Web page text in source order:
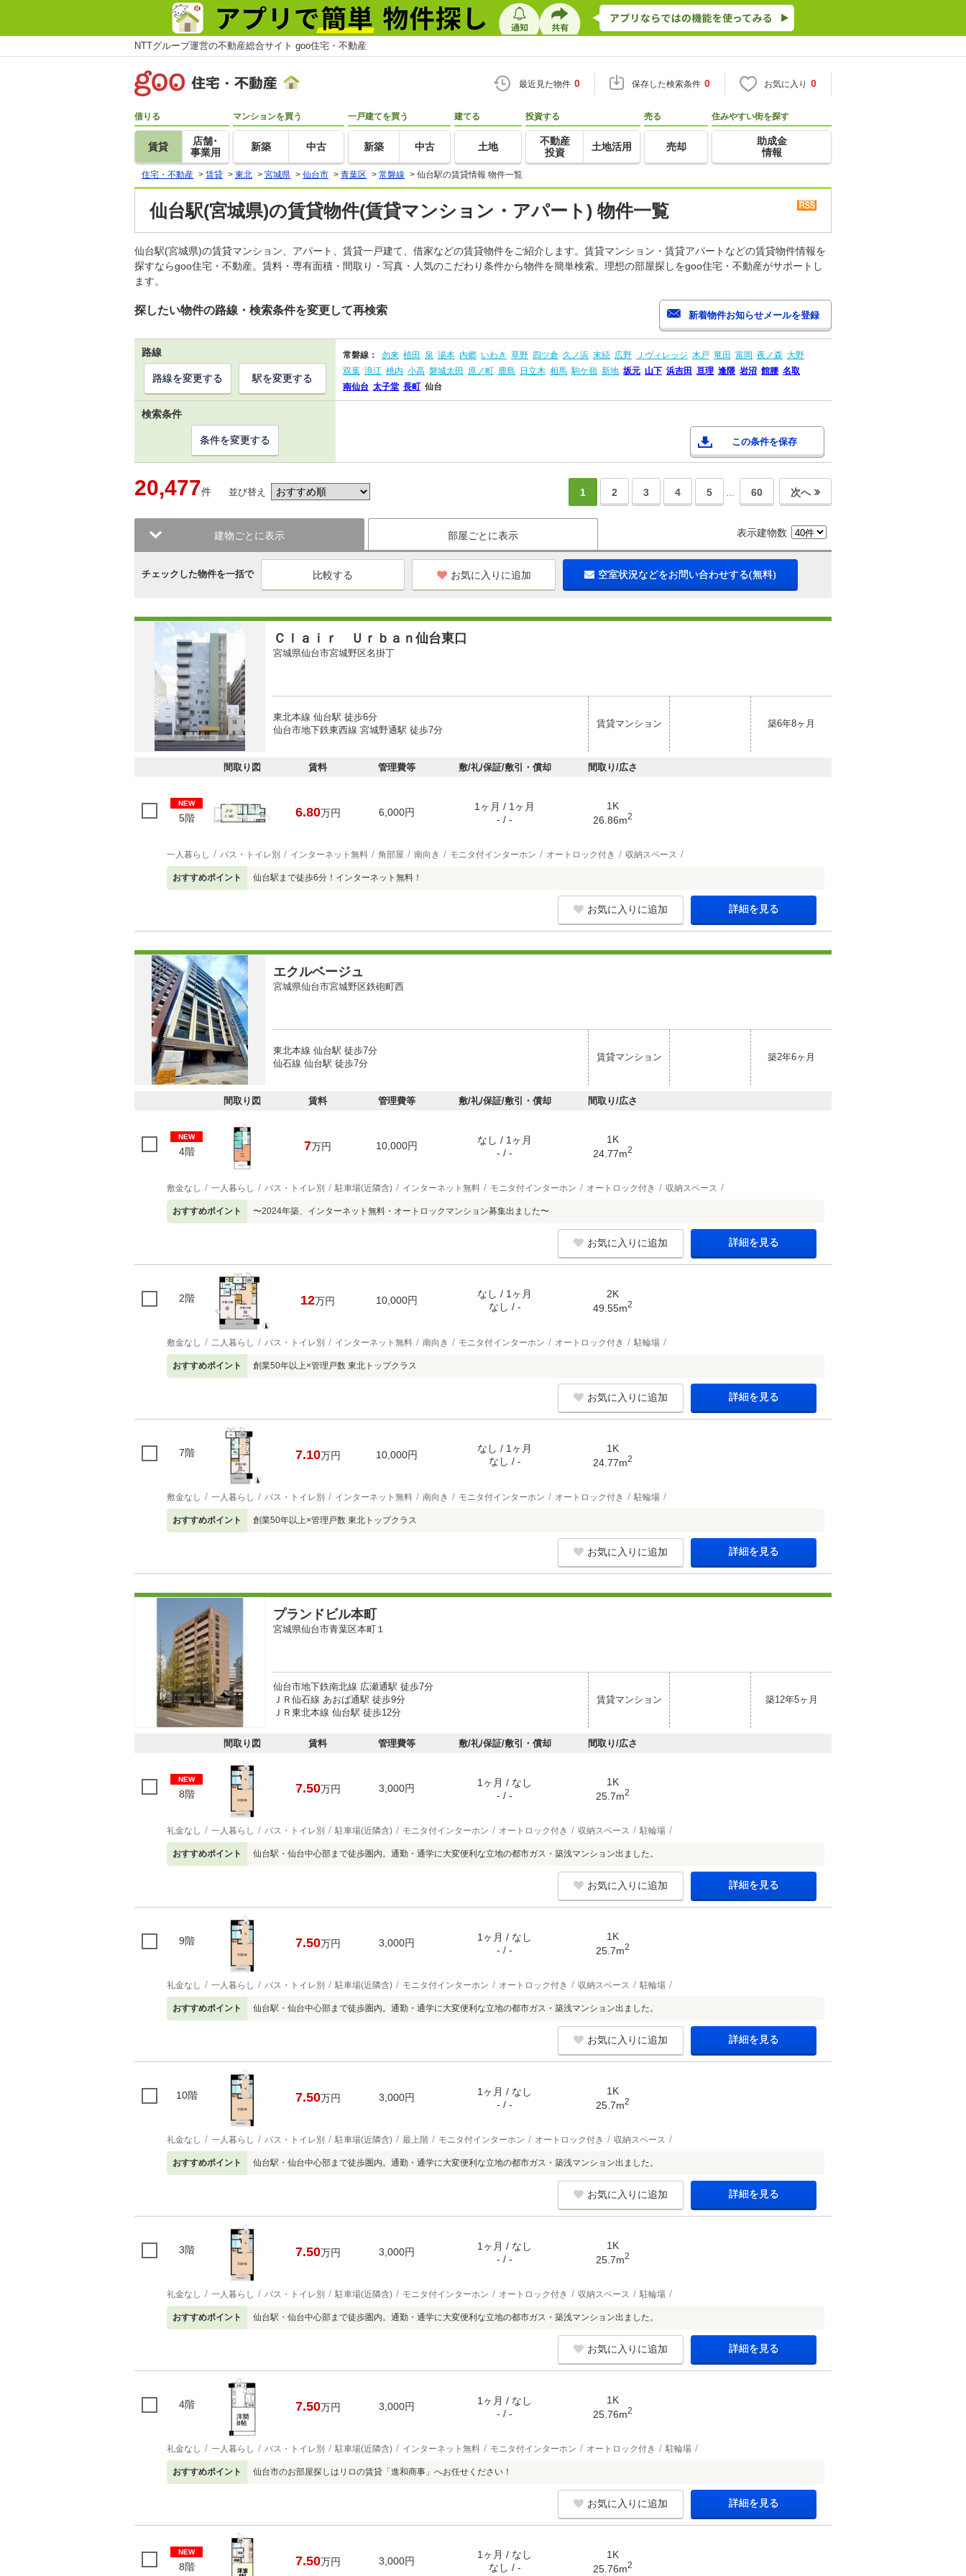
NTTグループ運営の不動産総合サイト goo住宅・不動産
最近見た物件 0 保存した検索条件 0 お気に入り 0
借りる
賃貸
店舗･
事業用
マンションを買う
新築 中古
一戸建てを買う
新築 中古
建てる
土地
投資する
不動産
投資
土地活用
売る
売却
住みやすい街を探す
助成金
情報
住宅・不動産 > 賃貸 > 東北 > 宮城県 > 仙台市 > 青葉区 > 常磐線 > 仙台駅の賃貸情報 物件一覧
仙台駅(宮城県)の賃貸物件(賃貸マンション・アパート) 物件一覧
仙台駅(宮城県)の賃貸マンション、アパート、賃貸一戸建て、借家などの賃貸物件をご紹介します。賃貸マンション・賃貸アパートなどの賃貸物件情報を
探すならgoo住宅・不動産。賃料・専有面積・間取り・写真・人気のこだわり条件から物件を簡単検索。理想の部屋探しをgoo住宅・不動産がサポートし
ます。
探したい物件の路線・検索条件を変更して再検索
路線 常磐線： 勿来 植田 泉 湯本 内郷 いわき 草野 四ツ倉 久ノ浜 末続 広野 Ｊヴィレッジ 木戸 竜田 富岡 夜ノ森 大野
双葉 浪江 桃内 小高 磐城太田 原ノ町 鹿島 日立木 相馬 駒ケ嶺 新地 坂元 山下 浜吉田 亘理 逢隈 岩沼 館腰 名取
南仙台 太子堂 長町 仙台
路線を変更する 駅を変更する
検索条件
この条件を保存
条件を変更する
20,477件 並び替え 1 2 3 4 5 … 60 次へ
建物ごとに表示 部屋ごとに表示 表示建物数
チェックした物件を一括で お気に入りに追加 空室状況などをお問い合わせする(無料)
Ｃｌａｉｒ Ｕｒｂａｎ仙台東口
宮城県仙台市宮城野区名掛丁
東北本線 仙台駅 徒歩6分
仙台市地下鉄東西線 宮城野通駅 徒歩7分
賃貸マンション 築6年8ヶ月
間取り図 賃料 管理費等 敷/礼/保証/敷引・償却 間取り/広さ
NEW
5階 6.80万円 6,000円
1ヶ月 / 1ヶ月
- / -
1K
26.86m2
一人暮らし バス・トイレ別 インターネット無料 角部屋 南向き モニタ付インターホン オートロック付き 収納スペース
おすすめポイント 仙台駅まで徒歩6分！インターネット無料！
お気に入りに追加 詳細を見る
エクルベージュ
宮城県仙台市宮城野区鉄砲町西
東北本線 仙台駅 徒歩7分
仙石線 仙台駅 徒歩7分
賃貸マンション 築2年6ヶ月
間取り図 賃料 管理費等 敷/礼/保証/敷引・償却 間取り/広さ
NEW
4階 7万円 10,000円
なし / 1ヶ月
- / -
1K
24.77m2
敷金なし 一人暮らし バス・トイレ別 駐車場(近隣含) インターネット無料 モニタ付インターホン オートロック付き 収納スペース
おすすめポイント 〜2024年築、インターネット無料・オートロックマンション募集出ました〜
お気に入りに追加 詳細を見る
2階 12万円 10,000円
なし / 1ヶ月
なし / -
2K
49.55m2
敷金なし 二人暮らし バス・トイレ別 インターネット無料 南向き モニタ付インターホン オートロック付き 駐輪場
おすすめポイント 創業50年以上×管理戸数 東北トップクラス
お気に入りに追加 詳細を見る
7階 7.10万円 10,000円
なし / 1ヶ月
なし / -
1K
24.77m2
敷金なし 一人暮らし バス・トイレ別 インターネット無料 南向き モニタ付インターホン オートロック付き 駐輪場
おすすめポイント 創業50年以上×管理戸数 東北トップクラス
お気に入りに追加 詳細を見る
プランドビル本町
宮城県仙台市青葉区本町１
仙台市地下鉄南北線 広瀬通駅 徒歩7分
ＪＲ仙石線 あおば通駅 徒歩9分
ＪＲ東北本線 仙台駅 徒歩12分
賃貸マンション 築12年5ヶ月
間取り図 賃料 管理費等 敷/礼/保証/敷引・償却 間取り/広さ
NEW
8階 7.50万円 3,000円
1ヶ月 / なし
- / -
1K
25.7m2
礼金なし 一人暮らし バス・トイレ別 駐車場(近隣含) モニタ付インターホン オートロック付き 収納スペース 駐輪場
おすすめポイント 仙台駅・仙台中心部まで徒歩圏内。通勤・通学に大変便利な立地の都市ガス・築浅マンション出ました。
お気に入りに追加 詳細を見る
9階 7.50万円 3,000円
1ヶ月 / なし
- / -
1K
25.7m2
礼金なし 一人暮らし バス・トイレ別 駐車場(近隣含) モニタ付インターホン オートロック付き 収納スペース 駐輪場
おすすめポイント 仙台駅・仙台中心部まで徒歩圏内。通勤・通学に大変便利な立地の都市ガス・築浅マンション出ました。
お気に入りに追加 詳細を見る
10階 7.50万円 3,000円
1ヶ月 / なし
- / -
1K
25.7m2
礼金なし 一人暮らし バス・トイレ別 駐車場(近隣含) 最上階 モニタ付インターホン オートロック付き 収納スペース
おすすめポイント 仙台駅・仙台中心部まで徒歩圏内。通勤・通学に大変便利な立地の都市ガス・築浅マンション出ました。
お気に入りに追加 詳細を見る
3階 7.50万円 3,000円
1ヶ月 / なし
- / -
1K
25.7m2
礼金なし 一人暮らし バス・トイレ別 駐車場(近隣含) モニタ付インターホン オートロック付き 収納スペース 駐輪場
おすすめポイント 仙台駅・仙台中心部まで徒歩圏内。通勤・通学に大変便利な立地の都市ガス・築浅マンション出ました。
お気に入りに追加 詳細を見る
4階 7.50万円 3,000円
1ヶ月 / なし
- / -
1K
25.76m2
礼金なし 一人暮らし バス・トイレ別 駐車場(近隣含) インターネット無料 モニタ付インターホン オートロック付き 駐輪場
おすすめポイント 仙台市のお部屋探しはリロの賃貸「進和商事」へお任せください！
お気に入りに追加 詳細を見る
NEW
8階 7.50万円 3,000円
1ヶ月 / なし
なし / -
1K
25.76m2